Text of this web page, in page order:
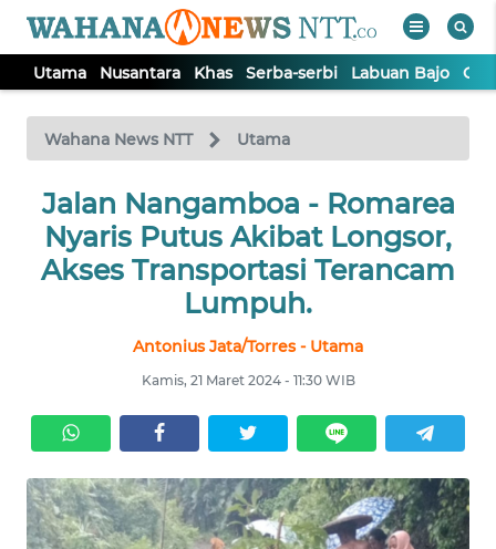
Utama Nusantara Khas Serba-serbi Labuan Bajo
Wahana News NTT Utama
Jalan Nangamboa - Romarea
Nyaris Putus Akibat Longsor,
Akses Transportasi Terancam
Lumpuh.
Antonius Jata/Torres - Utama
Kamis, 21 Maret 2024 - 11:30 WIB
TV
Tutup
UTAMA
NUSANTARA
SERBI
LABUAN
BAJO